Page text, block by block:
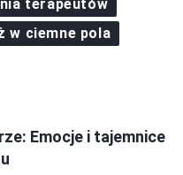
terapeutów
w ciemne pola
Emocje i tajemnice